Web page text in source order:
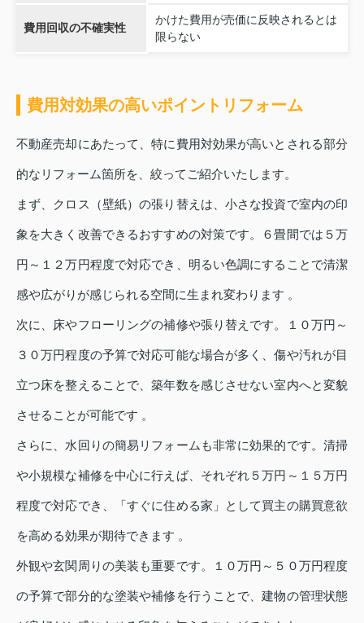
費用回収の不確実性
かけた費用が売価に反映されるとは
限らない
費用対効果の高いポイントリフォーム
不動産売却にあたって、特に費用対効果が高いとされる部分
的なリフォーム箇所を、絞ってご紹介いたします。
まず、クロス（壁紙）の張り替えは、小さな投資で室内の印
象を大きく改善できるおすすめの対策です。６畳間では５万
円～１２万円程度で対応でき、明るい色調にすることで清潔
感や広がりが感じられる空間に生まれ変わります 。
次に、床やフローリングの補修や張り替えです。１０万円～
３０万円程度の予算で対応可能な場合が多く、傷や汚れが目
立つ床を整えることで、築年数を感じさせない室内へと変貌
させることが可能です 。
さらに、水回りの簡易リフォームも非常に効果的です。清掃
や小規模な補修を中心に行えば、それぞれ５万円～１５万円
程度で対応でき、「すぐに住める家」として買主の購買意欲
を高める効果が期待できます 。
外観や玄関周りの美装も重要です。１０万円～５０万円程度
の予算で部分的な塗装や補修を行うことで、建物の管理状態